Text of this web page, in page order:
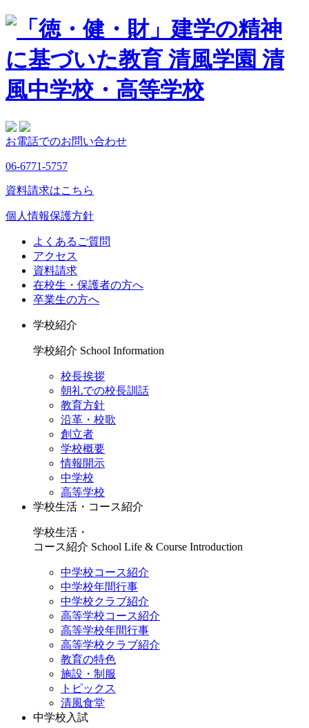
お電話でのお問い合わせ
06-6771-5757
資料請求はこちら
個人情報保護方針
よくあるご質問
アクセス
資料請求
在校生・保護者の方へ
卒業生の方へ
学校紹介
学校紹介 School Information
校長挨拶
朝礼での校長訓話
教育方針
沿革・校歌
創立者
学校概要
情報開示
中学校
高等学校
学校生活・コース紹介
学校生活・
コース紹介 School Life & Course Introduction
中学校コース紹介
中学校年間行事
中学校クラブ紹介
高等学校コース紹介
高等学校年間行事
高等学校クラブ紹介
教育の特色
施設・制服
トピックス
清風食堂
中学校入試